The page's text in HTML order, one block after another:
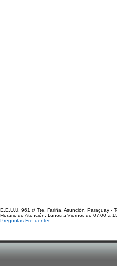
E.E.U.U. 961 c/ Tte. Fariña. Asunción, Paraguay -
Horario de Atención: Lunes a Viernes de 07:00 a
Preguntas Frecuentes